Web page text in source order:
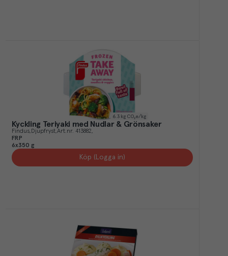
6.3 kg CO₂e/kg
Kyckling Teriyaki med Nudlar & Grönsaker
Findus Djupfryst Art.nr. 413882
FRP
6x350 g
Köp (Logga in)